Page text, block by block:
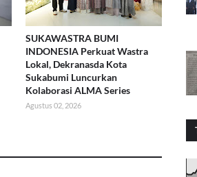
SUKAWASTRA BUMI
INDONESIA Perkuat Wastra
Lokal, Dekranasda Kota
Sukabumi Luncurkan
Kolaborasi ALMA Series
Agustus 02, 2026